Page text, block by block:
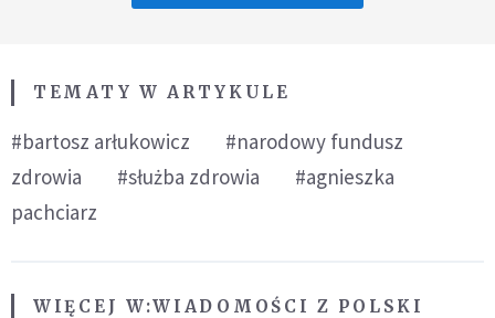
TEMATY W ARTYKULE
#bartosz arłukowicz
#narodowy fundusz
zdrowia
#służba zdrowia
#agnieszka
pachciarz
WIĘCEJ W:WIADOMOŚCI Z POLSKI